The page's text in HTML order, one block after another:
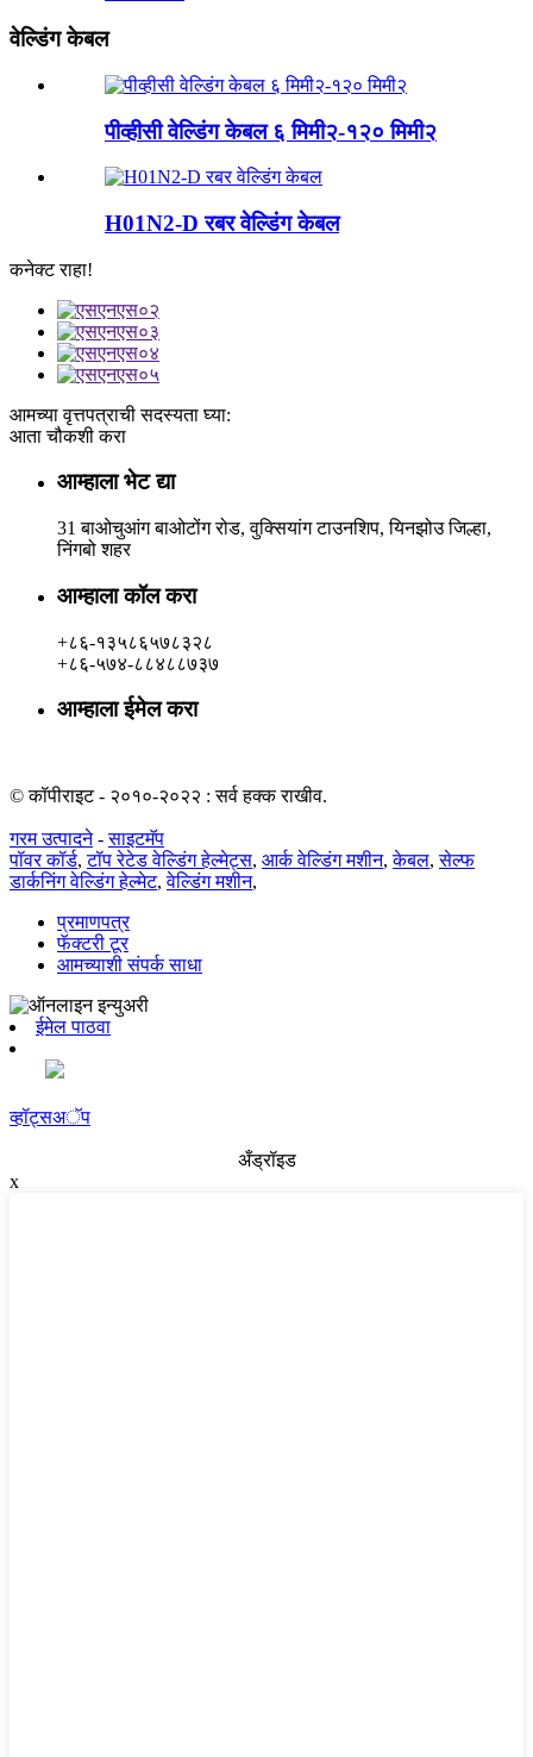
वेल्डिंग केबल
पीव्हीसी वेल्डिंग केबल ६ मिमी२-१२० मिमी२
H01N2-D रबर वेल्डिंग केबल
कनेक्ट राहा!
आमच्या वृत्तपत्राची सदस्यता घ्या:
आता चौकशी करा
आम्हाला भेट द्या
31 बाओचुआंग बाओटोंग रोड, वुक्सियांग टाउनशिप, यिनझोउ जिल्हा,
निंगबो शहर
आम्हाला कॉल करा
+८६-१३५८६५७८३२८
+८६-५७४-८८४८८७३७
आम्हाला ईमेल करा
© कॉपीराइट - २०१०-२०२२ : सर्व हक्क राखीव.
गरम उत्पादने-साइटमॅप
पॉवर कॉर्ड,टॉप रेटेड वेल्डिंग हेल्मेट्स, आर्क वेल्डिंग मशीन,केबल,सेल्फ
डार्कनिंग वेल्डिंग हेल्मेट,वेल्डिंग मशीन,
प्रमाणपत्र
फॅक्टरी टूर
आमच्याशी संपर्क साधा
ईमेल पाठवा
व्हॉट्सअॅप
अँड्रॉइड
x